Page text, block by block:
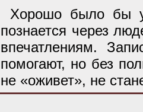
Хорошо было бы
познается через
впечатлениям.
помогают, но без
не «оживет», не